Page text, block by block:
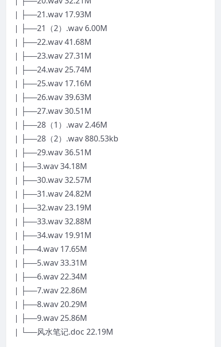
| ├──21.wav 17.93M
| ├──21（2）.wav 6.00M
| ├──22.wav 41.68M
| ├──23.wav 27.31M
| ├──24.wav 25.74M
| ├──25.wav 17.16M
| ├──26.wav 39.63M
| ├──27.wav 30.51M
| ├──28（1）.wav 2.46M
| ├──28（2）.wav 880.53kb
| ├──29.wav 36.51M
| ├──3.wav 34.18M
| ├──30.wav 32.57M
| ├──31.wav 24.82M
| ├──32.wav 23.19M
| ├──33.wav 32.88M
| ├──34.wav 19.91M
| ├──4.wav 17.65M
| ├──5.wav 33.31M
| ├──6.wav 22.34M
| ├──7.wav 22.86M
| ├──8.wav 20.29M
| ├──9.wav 25.86M
| └──风水笔记.doc 22.19M